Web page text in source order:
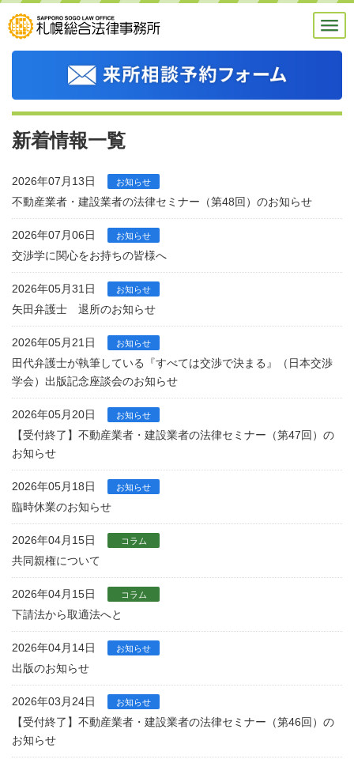
新着情報一覧
2026年07月13日 お知らせ
不動産業者・建設業者の法律セミナー（第48回）のお知らせ
2026年07月06日 お知らせ
交渉学に関心をお持ちの皆様へ
2026年05月31日 お知らせ
矢田弁護士 退所のお知らせ
2026年05月21日 お知らせ
田代弁護士が執筆している『すべては交渉で決まる』（日本交渉
学会）出版記念座談会のお知らせ
2026年05月20日 お知らせ
【受付終了】不動産業者・建設業者の法律セミナー（第47回）の
お知らせ
2026年05月18日 お知らせ
臨時休業のお知らせ
2026年04月15日 コラム
共同親権について
2026年04月15日 コラム
下請法から取適法へと
2026年04月14日 お知らせ
出版のお知らせ
2026年03月24日 お知らせ
【受付終了】不動産業者・建設業者の法律セミナー（第46回）の
お知らせ